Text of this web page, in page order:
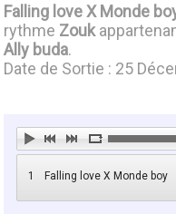
Falling love X Monde
rythme Zouk
Ally buda.
Date de Sortie : 25
1 Falling love X Monde boy